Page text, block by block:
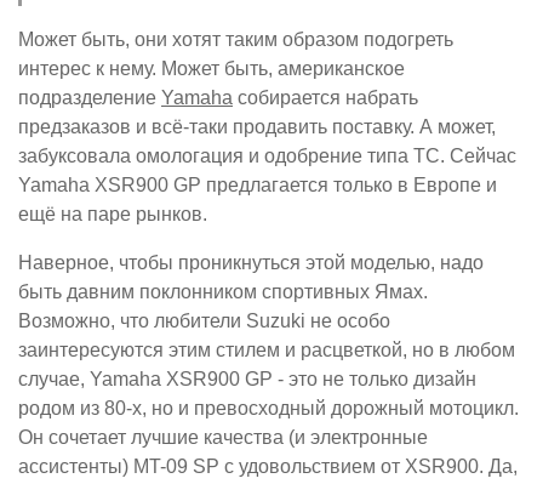
Может быть, они хотят таким образом подогреть
интерес к нему. Может быть, американское
подразделение Yamaha собирается набрать
предзаказов и всё-таки продавить поставку. А может,
забуксовала омологация и одобрение типа ТС. Сейчас
Yamaha XSR900 GP предлагается только в Европе и
ещё на паре рынков.
Наверное, чтобы проникнуться этой моделью, надо
быть давним поклонником спортивных Ямах.
Возможно, что любители Suzuki не особо
заинтересуются этим стилем и расцветкой, но в любом
случае, Yamaha XSR900 GP - это не только дизайн
родом из 80-х, но и превосходный дорожный мотоцикл.
Он сочетает лучшие качества (и электронные
ассистенты) MT-09 SP с удовольствием от XSR900. Да,